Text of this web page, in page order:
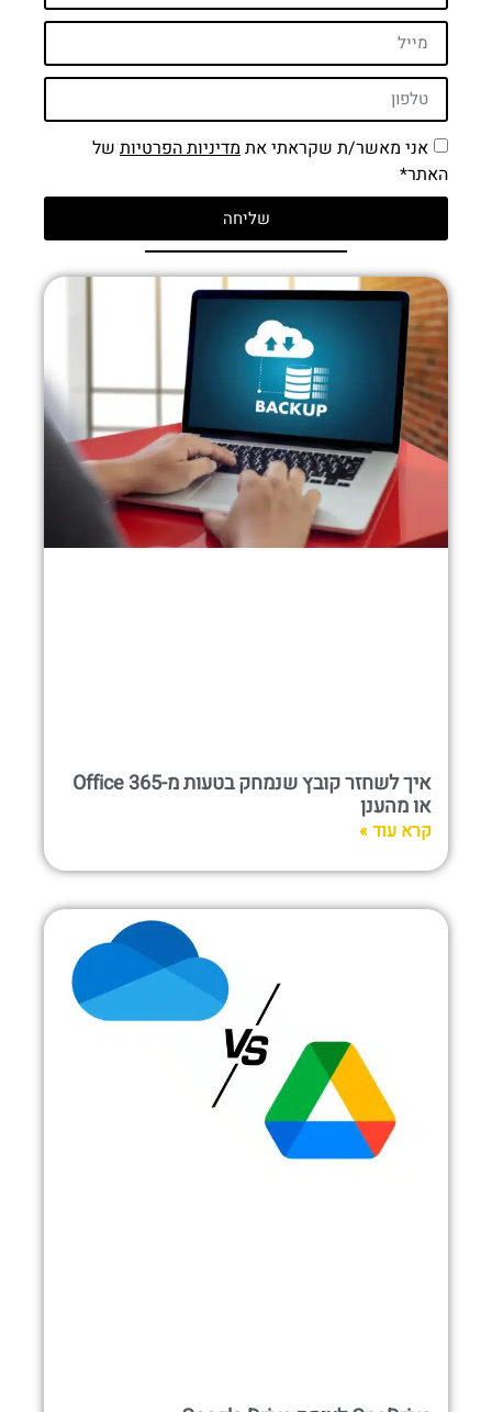
אני מאשר/ת שקראתי את מדיניות הפרטיות של
האתר*
שליחה
איך לשחזר קובץ שנמחק בטעות מ-Office 365
או מהענן
קרא עוד »